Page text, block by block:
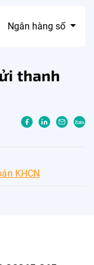
Ngân hàng số
thanh
KHCN